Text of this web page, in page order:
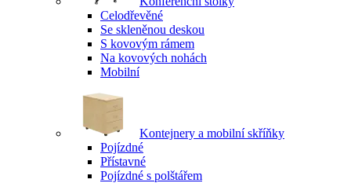
Celodřevěné
Se skleněnou deskou
S kovovým rámem
Na kovových nohách
Mobilní
Kontejnery a mobilní skříňky
Pojízdné
Přístavné
Pojízdné s polštářem